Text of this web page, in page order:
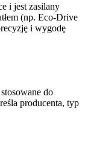
i jest zasilany
(np. Eco-Drive
i wygodę
do
producenta, typ